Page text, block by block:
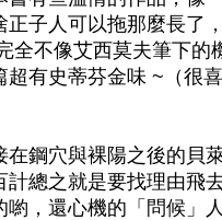
正子人可以拖那麼長了
全不像艾西莫夫筆下
超有史蒂芬金味 ~（很
在鋼穴與裸陽之後的貝
計總之就是要找理由飛
喲，還心機的「問候」